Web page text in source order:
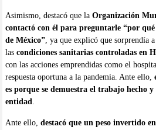
Asimismo, destacó que la Organización
contactó con él para preguntarle “por
de México”, ya que explicó que sorprendía
las condiciones sanitarias controladas en
con las acciones emprendidas como el
respuesta oportuna a la pandemia. Ante ello,
es porque se demuestra el trabajo hecho
entidad.
Ante ello, destacó que un peso invertido